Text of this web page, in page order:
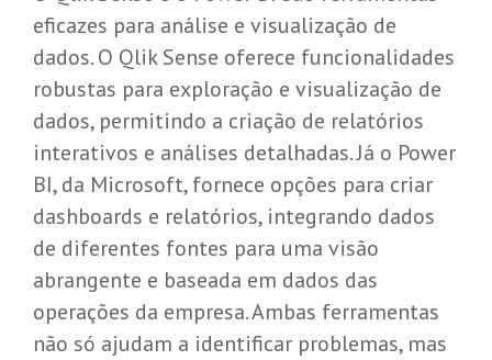
eficazes para análise e visualização de
dados. O Qlik Sense oferece funcionalidades
robustas para exploração e visualização de
dados, permitindo a criação de relatórios
interativos e análises detalhadas. Já o Power
BI, da Microsoft, fornece opções para criar
dashboards e relatórios, integrando dados
de diferentes fontes para uma visão
abrangente e baseada em dados das
operações da empresa. Ambas ferramentas
não só ajudam a identificar problemas, mas